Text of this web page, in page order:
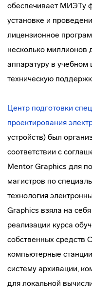
обеспечивает МИЭТу
установке и
лицензионное
несколько миллионов
аппаратуру в учебном
техническую
Центр подготовки
проектирования
устройств) был
соответствии с
Mentor Graphics для
магистров по
технология
Graphics взяла на
реализации курса
собственных средств
компьютерные
систему архивации,
для локальной